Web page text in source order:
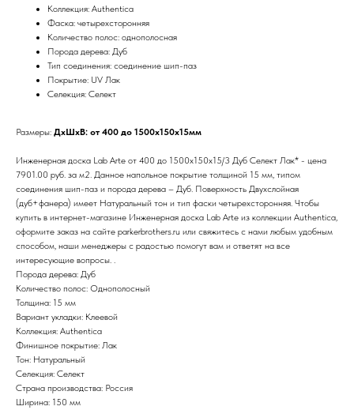
Коллекция: Authentica
Фаска: четырехсторонняя
Количество полос: однополосная
Порода дерева: Дуб
Тип соединения: соединение шип-паз
Покрытие: UV Лак
Селекция: Селект
Размеры: ДхШхВ: от 400 до 1500х150х15мм
Инженерная доска Lab Arte от 400 до 1500х150х15/3 Дуб Селект Лак* - цена
7901.00 руб. за м2. Данное напольное покрытие толщиной 15 мм, типом
соединения шип-паз и порода дерева – Дуб. Поверхность Двухслойная
(дуб+фанера) имеет Натуральный тон и тип фаски четырехсторонняя. Чтобы
купить в интернет-магазине Инженерная доска Lab Arte из коллекции Authentica,
оформите заказ на сайте parkerbrothers.ru или свяжитесь с нами любым удобным
способом, наши менеджеры с радостью помогут вам и ответят на все
интересующие вопросы. .
Порода дерева: Дуб
Количество полос: Однополосный
Толщина: 15 мм
Вариант укладки: Клеевой
Коллекция: Authentica
Финишное покрытие: Лак
Тон: Натуральный
Селекция: Селект
Страна производства: Россия
Ширина: 150 мм